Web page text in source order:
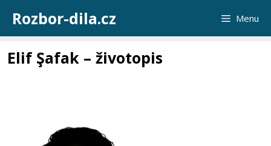
obsah
Rozbor-dila.cz Menu
Elif Şafak – životopis